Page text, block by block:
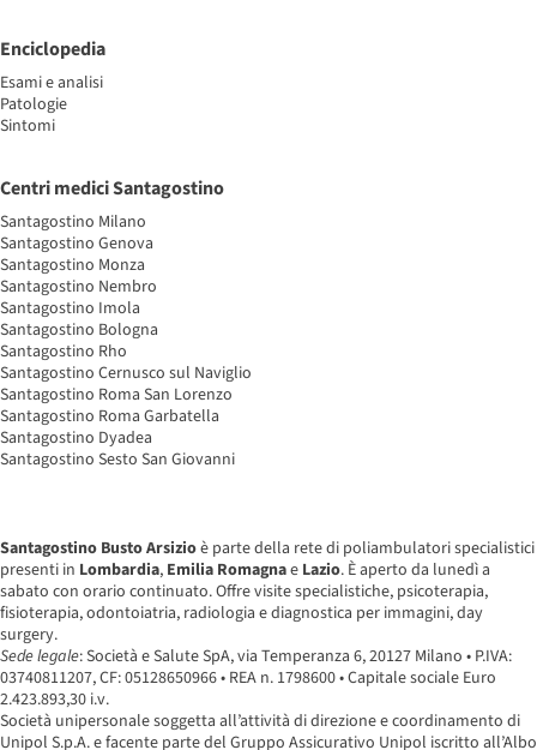
Enciclopedia
Esami e analisi
Patologie
Sintomi
Centri medici Santagostino
Santagostino Milano
Santagostino Genova
Santagostino Monza
Santagostino Nembro
Santagostino Imola
Santagostino Bologna
Santagostino Rho
Santagostino Cernusco sul Naviglio
Santagostino Roma San Lorenzo
Santagostino Roma Garbatella
Santagostino Dyadea
Santagostino Sesto San Giovanni
Santagostino Busto Arsizioè parte della rete di poliambulatori specialistici
presenti in Lombardia, Emilia Romagnae Lazio. È aperto da lunedì a
sabato con orario continuato. Offre visite specialistiche, psicoterapia,
fisioterapia, odontoiatria, radiologia e diagnostica per immagini, day
surgery.
Sede legale: Società e Salute SpA, via Temperanza 6, 20127 Milano • P.IVA:
03740811207, CF: 05128650966 • REA n. 1798600 • Capitale sociale Euro
2.423.893,30 i.v.
Società unipersonale soggetta all’attività di direzione e coordinamento di
Unipol S.p.A. e facente parte del Gruppo Assicurativo Unipol iscritto all’Albo